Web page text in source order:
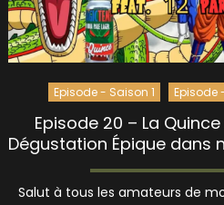
Episode - Saison 1 Episode
Episode 20 – La
Dégustation Épique dans
Salut à tous les amateurs de